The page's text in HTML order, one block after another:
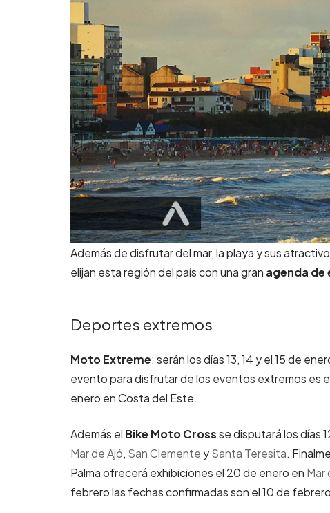
Además de disfrutar del mar, la playa y sus
elijan esta región del país con una gran agenda de
Deportes extremos
Moto Extreme: serán los días 13, 14 y el 15 de
evento para disfrutar de los eventos extremos es
enero en Costa del Este.
Además el Bike Moto Crossse disputará los días
Mar de Ajó, San Clemente ySanta Teresita.
Palma ofrecerá exhibiciones el 20 de enero en Mar
febrero las fechas confirmadas son el 10 de